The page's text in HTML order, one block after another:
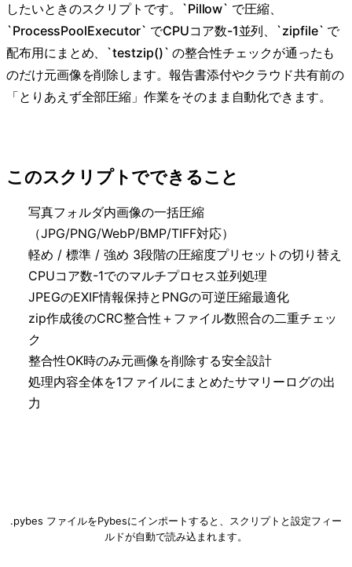
したいときのスクリプトです。`Pillow` で圧縮、
`ProcessPoolExecutor` でCPUコア数-1並列、`zipfile` で
配布用にまとめ、`testzip()` の整合性チェックが通ったも
のだけ元画像を削除します。報告書添付やクラウド共有前の
「とりあえず全部圧縮」作業をそのまま自動化できます。
このスクリプトでできること
写真フォルダ内画像の一括圧縮
（JPG/PNG/WebP/BMP/TIFF対応）
軽め / 標準 / 強め 3段階の圧縮度プリセットの切り替え
CPUコア数-1でのマルチプロセス並列処理
JPEGのEXIF情報保持とPNGの可逆圧縮最適化
zip作成後のCRC整合性＋ファイル数照合の二重チェッ
ク
整合性OK時のみ元画像を削除する安全設計
処理内容全体を1ファイルにまとめたサマリーログの出
力
.pybes ファイルをPybesにインポートすると、スクリプトと設定フィー
ルドが自動で読み込まれます。